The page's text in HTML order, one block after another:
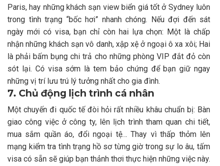
Paris, hay những khách sạn view biển giá tốt ở Sydney luôn
trong tình trạng “bốc hơi” nhanh chóng. Nếu đợi đến sát
ngày mới có visa, bạn chỉ còn hai lựa chọn: Một là chấp
nhận những khách sạn vô danh, xập xệ ở ngoại ô xa xôi; Hai
là phải bấm bụng chi trả cho những phòng VIP đắt đỏ còn
sót lại. Có visa sớm là tem bảo chứng để bạn giữ ngay
những vị trí lưu trú lý tưởng nhất cho gia đình.
7. Chủ động lịch trình cá nhân
Một chuyến đi quốc tế đòi hỏi rất nhiều khâu chuẩn bị: Bàn
giao công việc ở công ty, lên lịch trình tham quan chi tiết,
mua sắm quần áo, đổi ngoại tệ… Thay vì thấp thỏm lên
mạng kiểm tra tình trạng hồ sơ từng giờ trong sự lo âu, tấm
visa có sẵn sẽ giúp bạn thảnh thơi thực hiện những việc này.